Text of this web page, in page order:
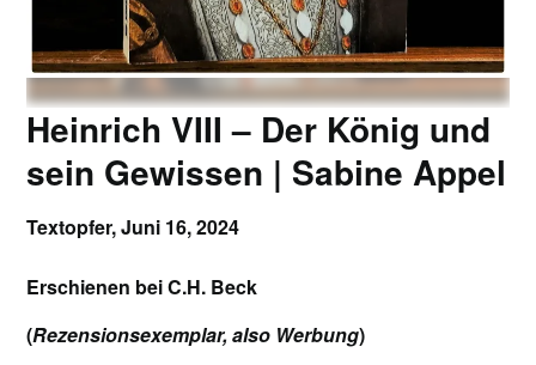
Heinrich VIII – Der König und
sein Gewissen | Sabine Appel
Textopfer,Juni 16, 2024
Erschienen bei C.H. Beck
(Rezensionsexemplar, also Werbung)